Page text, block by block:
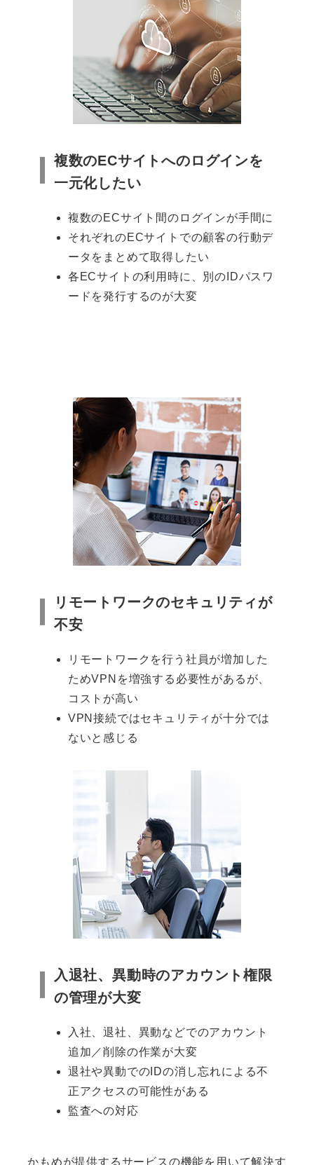
複数のECサイトへのログインを
一元化したい
複数のECサイト間のログインが手間に
それぞれのECサイトでの顧客の行動デ
ータをまとめて取得したい
各ECサイトの利用時に、別のIDパスワ
ードを発行するのが大変
リモートワークのセキュリティが
不安
リモートワークを行う社員が増加した
ためVPNを増強する必要性があるが、
コストが高い
VPN接続ではセキュリティが十分では
ないと感じる
入退社、異動時のアカウント権限
の管理が大変
入社、退社、異動などでのアカウント
追加／削除の作業が大変
退社や異動でのIDの消し忘れによる不
正アクセスの可能性がある
監査への対応
かもめが提供するサービスの機能を用いて解決す